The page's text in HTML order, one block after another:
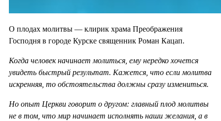
О плодах молитвы — клирик храма Преображения
Господня в городе Курске священник Роман Кацап.
Когда человек начинает молиться, ему нередко хочется
увидеть быстрый результат. Кажется, что если молитва
искренняя, то обстоятельства должны сразу измениться.
Но опыт Церкви говорит о другом: главный плод молитвы
не в том, что мир начинает исполнять наши желания, а в